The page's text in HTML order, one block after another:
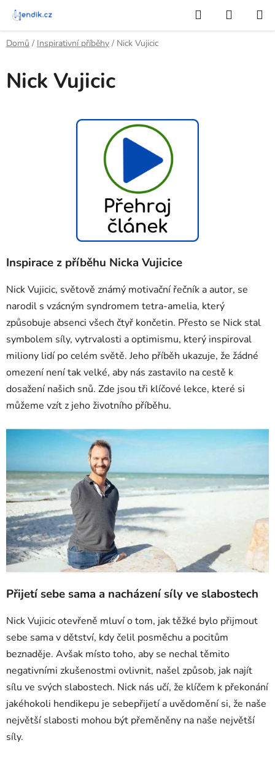
Přejít
obsah
Hledat
KOŠÍK
Domů / Inspirativní příběhy / Nick Vujicic
Nick Vujicic
Inspirace z příběhu Nicka Vujicice
Nick Vujicic, světově známý motivační řečník a autor, se
narodil s vzácným syndromem tetra-amelia, který
způsobuje absenci všech čtyř končetin. Přesto se Nick stal
symbolem síly, vytrvalosti a optimismu, který inspiroval
miliony lidí po celém světě. Jeho příběh ukazuje, že žádné
omezení není tak velké, aby nás zastavilo na cestě k
dosažení našich snů. Zde jsou tři klíčové lekce, které si
můžeme vzít z jeho životního příběhu.
Přijetí sebe sama a nacházení síly ve slabostech
Nick Vujicic otevřeně mluví o tom, jak těžké bylo přijmout
sebe sama v dětství, kdy čelil posměchu a pocitům
beznaděje. Avšak místo toho, aby se nechal těmito
negativními zkušenostmi ovlivnit, našel způsob, jak najít
sílu ve svých slabostech. Nick nás učí, že klíčem k překonání
jakéhokoli hendikepu je sebepřijetí a uvědomění si, že naše
největší slabosti mohou být přeměněny na naše největší
síly.